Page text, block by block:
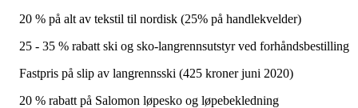
20 % på alt av tekstil til nordisk (25% på handlekvelder)
25 - 35 % rabatt ski og sko-langrennsutstyr ved forhåndsbestilling
Fastpris på slip av langrennsski (425 kroner juni 2020)
20 % rabatt på Salomon løpesko og løpebekledning